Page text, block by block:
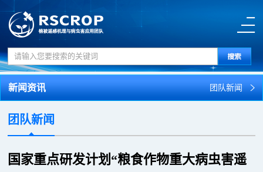
新闻资讯 团队新闻
团队新闻
国家重点研发计划“粮食作物重大病虫害遥